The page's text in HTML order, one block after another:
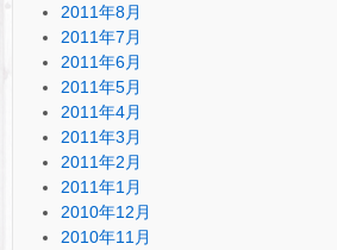
2011年8月
2011年7月
2011年6月
2011年5月
2011年4月
2011年3月
2011年2月
2011年1月
2010年12月
2010年11月